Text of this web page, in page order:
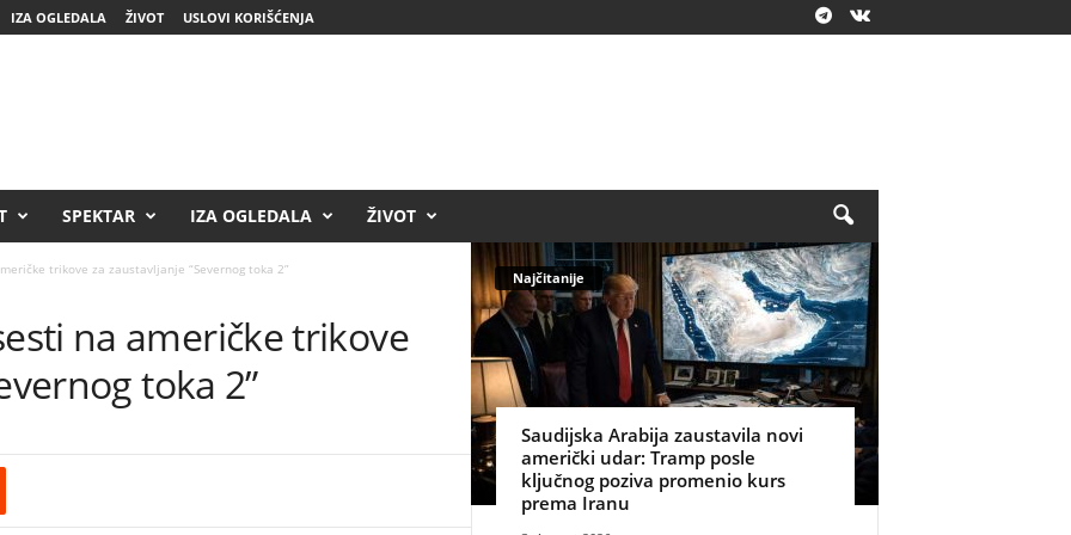
IZA OGLEDALA ŽIVOT USLOVI KORIŠĆENJA
SPEKTAR IZA OGLEDALA ŽIVOT
trikove za zaustavljanje “Severnog toka 2”
na američke trikove
toka 2”
Najčitanije
Saudijska Arabija zaustavila novi
američki udar: Tramp posle
ključnog poziva promenio kurs
prema Iranu